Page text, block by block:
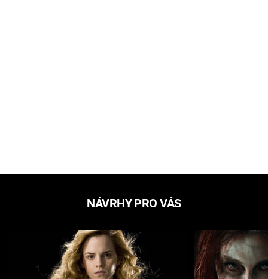
NÁVRHY PRO VÁS